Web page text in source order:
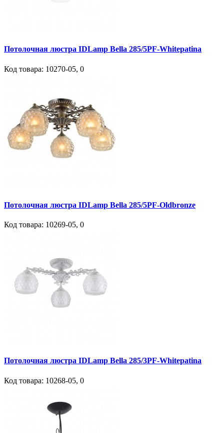
Потолочная люстра IDLamp Bella 285/5PF-Whitepatina
Код товара: 10270-05, 0
Потолочная люстра IDLamp Bella 285/5PF-Oldbronze
Код товара: 10269-05, 0
Потолочная люстра IDLamp Bella 285/3PF-Whitepatina
Код товара: 10268-05, 0